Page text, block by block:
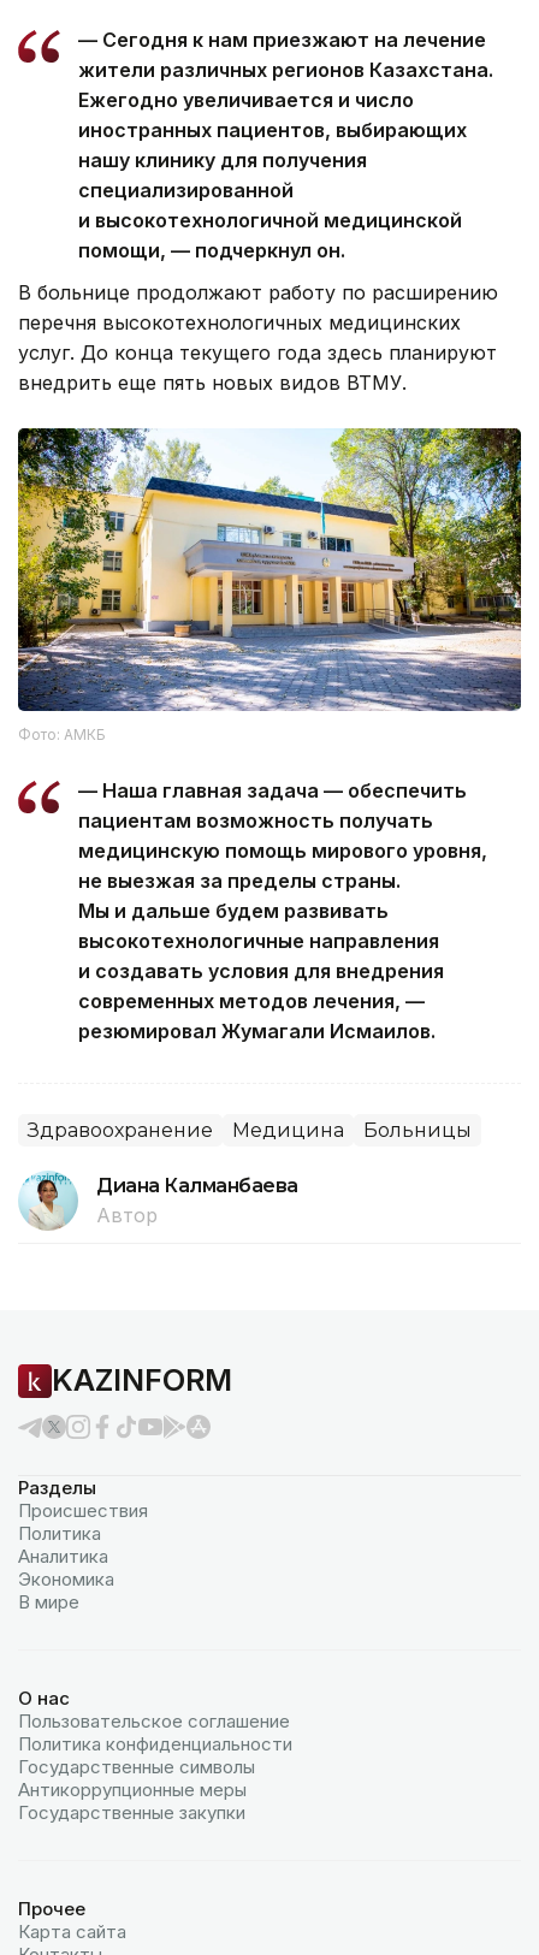
— Сегодня к нам приезжают на лечение
жители различных регионов Казахстана.
Ежегодно увеличивается и число
иностранных пациентов, выбирающих
нашу клинику для получения
специализированной
и высокотехнологичной медицинской
помощи, — подчеркнул он.
В больнице продолжают работу по расширению
перечня высокотехнологичных медицинских
услуг. До конца текущего года здесь планируют
внедрить еще пять новых видов ВТМУ.
Фото: АМКБ
— Наша главная задача — обеспечить
пациентам возможность получать
медицинскую помощь мирового уровня,
не выезжая за пределы страны.
Мы и дальше будем развивать
высокотехнологичные направления
и создавать условия для внедрения
современных методов лечения, —
резюмировал Жумагали Исмаилов.
Здравоохранение Медицина Больницы
Диана Калманбаева
Автор
KAZINFORM
Разделы
Происшествия
Политика
Аналитика
Экономика
В мире
О нас
Пользовательское соглашение
Политика конфиденциальности
Государственные символы
Антикоррупционные меры
Государственные закупки
Прочее
Карта сайта